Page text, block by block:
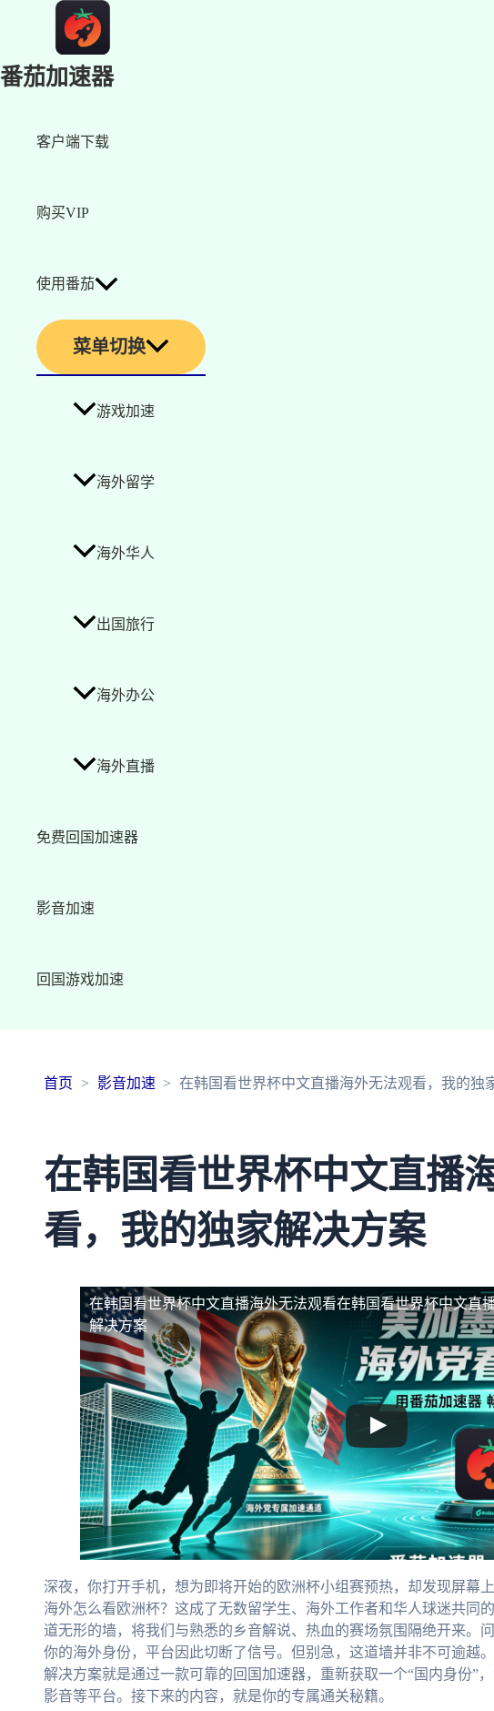
番茄加速器
客户端下载
购买VIP
使用番茄
菜单切换
游戏加速
海外留学
海外华人
出国旅行
海外办公
海外直播
免费回国加速器
影音加速
回国游戏加速
首页 影音加速 在韩国看世界杯中文直播海外无法观看，我的独
在韩国看世界杯中文直播
看，我的独家解决方案
在韩国看世界杯中文直播海外无法观看在韩国看世界杯中文直
解决方案
深夜，你打开手机，想为即将开始的欧洲杯小组赛预热，却发现屏幕
海外怎么看欧洲杯？这成了无数留学生、海外工作者和华人球迷共同
道无形的墙，将我们与熟悉的乡音解说、热血的赛场氛围隔绝开来。
你的海外身份，平台因此切断了信号。但别急，这道墙并非不可逾越
解决方案就是通过一款可靠的回国加速器，重新获取一个“国内身份”
影音等平台。接下来的内容，就是你的专属通关秘籍。